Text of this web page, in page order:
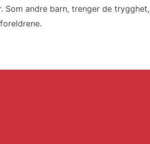
Som andre barn, trenger de trygghet,